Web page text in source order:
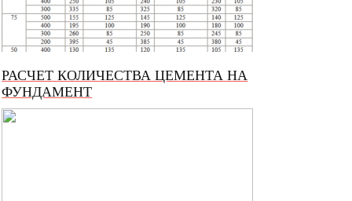
РАСЧЕТ КОЛИЧЕСТВА ЦЕМЕНТА НА
ФУНДАМЕНТ